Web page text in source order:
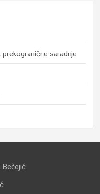
saradnje
Bečejić